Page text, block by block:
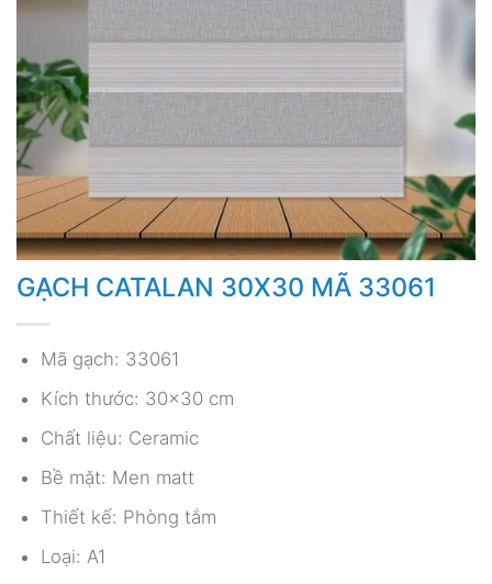
GẠCH CATALAN 30X30 MÃ 33061
Mã gạch: 33061
Kích thước: 30×30 cm
Chất liệu: Ceramic
Bề mặt: Men matt
Thiết kế: Phòng tắm
Loại: A1